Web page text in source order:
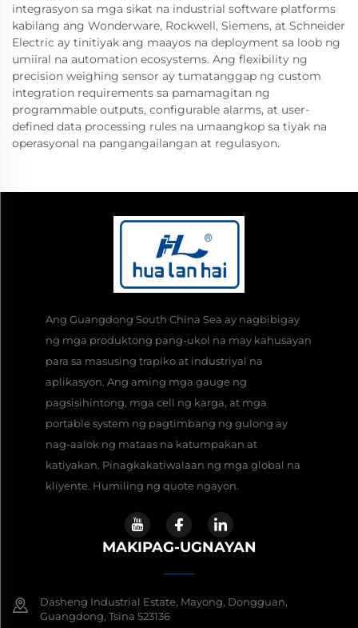
integrasyon sa mga sikat na industrial software platforms
kabilang ang Wonderware, Rockwell, Siemens, at Schneider
Electric ay tinitiyak ang maayos na deployment sa loob ng
umiiral na automation ecosystems. Ang flexibility ng
precision weighing sensor ay tumatanggap ng custom
integration requirements sa pamamagitan ng
programmable outputs, configurable alarms, at user-
defined data processing rules na umaangkop sa tiyak na
operasyonal na pangangailangan at regulasyon.
Ang Guangdong South China Sea ay nagbibigay
ng mga produktong pang-ukol na may kahusayan
para sa masusing trapiko at industriyal na
aplikasyon. Ang aming mga gauge ng
pagsisihintong, mga cell ng karga, at mga
portable system ng pagtimbang ng gulong ay
nag-aalok ng mataas na katumpakan at
katiyakan. Pinagkakatiwalaan ng mga global na
kliyente. Humiling ng quote ngayon.
MAKIPAG-UGNAYAN
Dasheng Industrial Estate, Mayong, Dongguan,
Guangdong, Tsina 523136